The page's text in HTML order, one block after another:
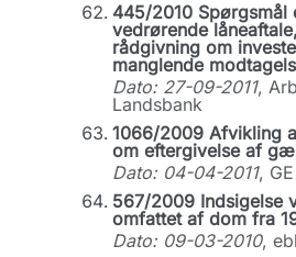
445/2010
vedrørende
rådgivning om
manglende
Dato: 27-09-2011,
Landsbank
1066/2009 Afvikling
om eftergivelse af
Dato: 04-04-2011,
567/2009 Indsigelse
omfattet af dom fra
Dato: 09-03-2010,